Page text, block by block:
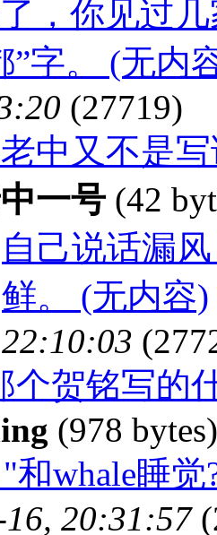
，你见过
”字。 (无内
(27719)
中又不是
一号(42
自己说话漏
鲜。 (无内容)
22:10:03
个贺铭写的
(978
和whale睡
20:31:57